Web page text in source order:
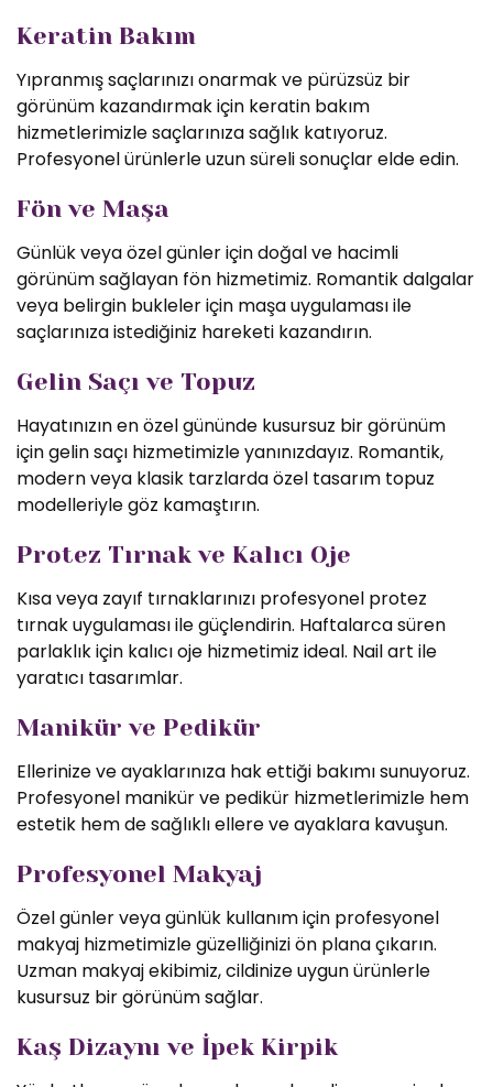
Keratin Bakım
Yıpranmış saçlarınızı onarmak ve pürüzsüz bir
görünüm kazandırmak için keratin bakım
hizmetlerimizle saçlarınıza sağlık katıyoruz.
Profesyonel ürünlerle uzun süreli sonuçlar elde edin.
Fön ve Maşa
Günlük veya özel günler için doğal ve hacimli
görünüm sağlayan fön hizmetimiz. Romantik dalgalar
veya belirgin bukleler için maşa uygulaması ile
saçlarınıza istediğiniz hareketi kazandırın.
Gelin Saçı ve Topuz
Hayatınızın en özel gününde kusursuz bir görünüm
için gelin saçı hizmetimizle yanınızdayız. Romantik,
modern veya klasik tarzlarda özel tasarım topuz
modelleriyle göz kamaştırın.
Protez Tırnak ve Kalıcı Oje
Kısa veya zayıf tırnaklarınızı profesyonel protez
tırnak uygulaması ile güçlendirin. Haftalarca süren
parlaklık için kalıcı oje hizmetimiz ideal. Nail art ile
yaratıcı tasarımlar.
Manikür ve Pedikür
Ellerinize ve ayaklarınıza hak ettiği bakımı sunuyoruz.
Profesyonel manikür ve pedikür hizmetlerimizle hem
estetik hem de sağlıklı ellere ve ayaklara kavuşun.
Profesyonel Makyaj
Özel günler veya günlük kullanım için profesyonel
makyaj hizmetimizle güzelliğinizi ön plana çıkarın.
Uzman makyaj ekibimiz, cildinize uygun ürünlerle
kusursuz bir görünüm sağlar.
Kaş Dizaynı ve İpek Kirpik